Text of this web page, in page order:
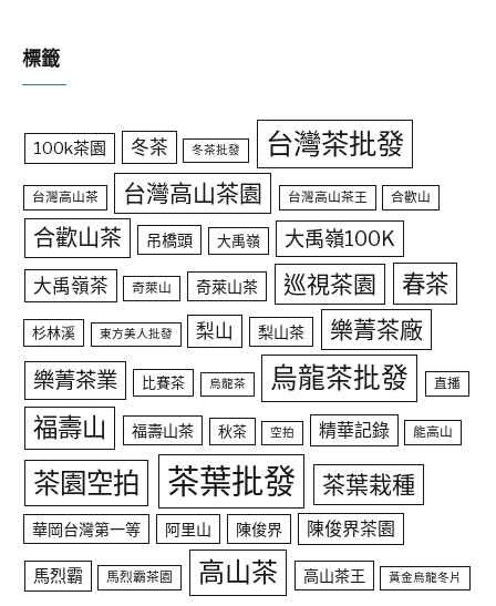
標籤
100k茶園 冬茶 冬茶批發 台灣茶批發
台灣高山茶 台灣高山茶園 台灣高山茶王 合歡山
合歡山茶 吊橋頭 大禹嶺 大禹嶺100K
大禹嶺茶 奇萊山 奇萊山茶 巡視茶園 春茶
杉林溪 東方美人批發 梨山 梨山茶 樂菁茶廠
樂菁茶業 比賽茶 烏龍茶 烏龍茶批發 直播
福壽山 福壽山茶 秋茶 空拍 精華記錄 能高山
茶園空拍 茶葉批發 茶葉栽種
華岡台灣第一等 阿里山 陳俊界 陳俊界茶園
馬烈霸 馬烈霸茶園 高山茶 高山茶王 黃金烏龍冬片